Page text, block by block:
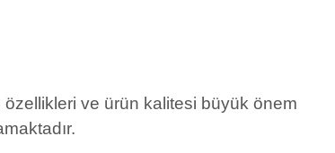
özellikleri ve ürün kalitesi büyük önem